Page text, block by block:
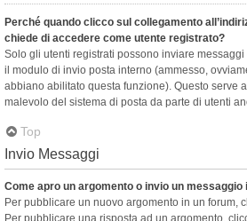
Perché quando clicco sul collegamento
chiede di accedere come utente registrato?
Solo gli utenti registrati possono inviare
il modulo di invio posta interno (ammesso,
abbiano abilitato questa funzione). Questo serve
malevolo del sistema di posta da parte di utenti
Top
Invio Messaggi
Come apro un argomento o invio un messaggio
Per pubblicare un nuovo argomento in un forum,
Per pubblicare una risposta ad un argomento,